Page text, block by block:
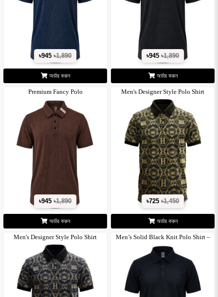
৳945 ৳1,890
অর্ডার করুন
৳945 ৳1,890
অর্ডার করুন
Premium Fancy Polo
৳945 ৳1,890
অর্ডার করুন
Men's Designer Style Polo Shirt
৳725 ৳1,450
অর্ডার করুন
Men's Designer Style Polo Shirt
Men’s Solid Black Knit Polo Shirt –
Cl..